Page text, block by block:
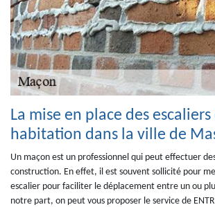
La mise en place des
habitation dans la ville de
Un maçon est un professionnel qui peut effectuer
construction. En effet, il est souvent sollicité pour
escalier pour faciliter le déplacement entre un ou
notre part, on peut vous proposer le service de